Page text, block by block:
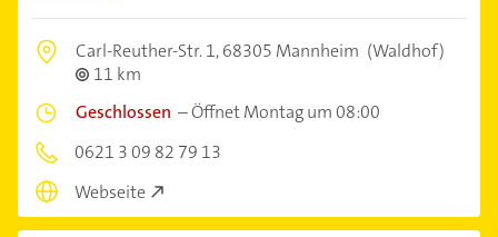
Carl-Reuther-Str. 1,68305 Mannheim (Waldhof)
11 km
Geschlossen –Öffnet Montag um 08:00
0621 3 09 82 79 13
Webseite